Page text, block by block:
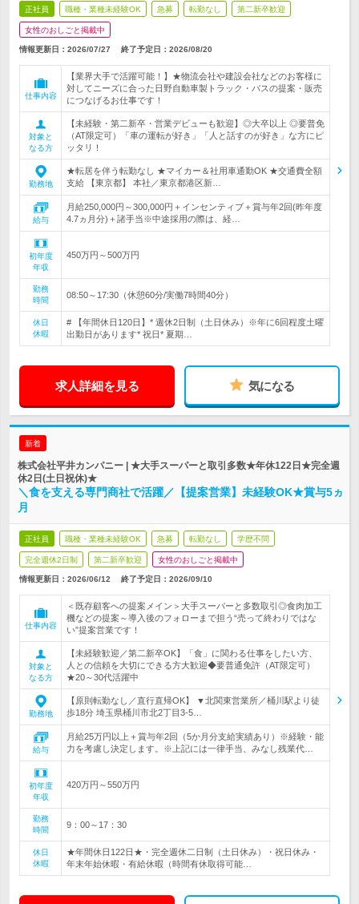
正社員 職種・業種未経験OK 急募 転勤なし 第二新卒歓迎
女性のおしごと掲載中
情報更新日：2026/07/27 終了予定日： 2026/08/20
仕事内容
【業界大手で活躍可能！】★物流会社や建設会社などのお客様に
対してニーズに合った日野自動車製トラック・バスの提案・販売
につなげるお仕事です！
対象と
なる方
【未経験・第二新卒・営業デビューも歓迎】◎大卒以上 ◎要普免
（AT限定可）「車の運転が好き」「人と話すのが好き」な方にピ
ッタリ！
勤務地
★転居を伴う転勤なし ★マイカー＆社用車通勤OK ★交通費全額
支給 【東京都】 本社／東京都港区新…
給与
月給250,000円～300,000円＋インセンティブ＋賞与年2回(昨年度
4.7ヵ月分)＋諸手当※中途採用の際は、経…
初年度
年収
450万円～500万円
勤務
時間
08:50～17:30（休憩60分/実働7時間40分）
休日
休暇
# 【年間休日120日】* 週休2日制（土日休み）※年に6回程度土曜
出勤日があります* 祝日* 夏期…
求人詳細を見る 気になる
新着
株式会社平井カンパニー | ★大手スーパーと取引多数★年休122日★完全週
休2日(土日祝休)★
＼食を支える専門商社で活躍／【提案営業】未経験OK★賞与5ヵ
月
正社員 職種・業種未経験OK 急募 転勤なし 学歴不問
完全週休2日制 第二新卒歓迎 女性のおしごと掲載中
情報更新日：2026/06/12 終了予定日： 2026/09/10
仕事内容
＜既存顧客への提案メイン＞大手スーパーと多数取引◎食肉加工
機などの提案～導入後のフォローまで担う“売って終わりではな
い”提案営業です！
対象と
なる方
【未経験歓迎／第二新卒OK】「食」に関わる仕事をしたい方、
人との信頼を大切にできる方大歓迎◆要普通免許（AT限定可）
★20～30代活躍中
勤務地
【原則転勤なし／直行直帰OK】 ▼北関東営業所／桶川駅より徒
歩18分 埼玉県桶川市北2丁目3-5…
給与
月給25万円以上＋賞与年2回（5か月分支給実績あり）※経験・能
力を考慮し決定します。※上記には一律手当、みなし残業代…
初年度
年収
420万円～550万円
勤務
時間
9：00～17：30
休日
休暇
★年間休日122日★・完全週休二日制（土日休み）・祝日休み・
年末年始休暇・有給休暇（時間有休取得可能…